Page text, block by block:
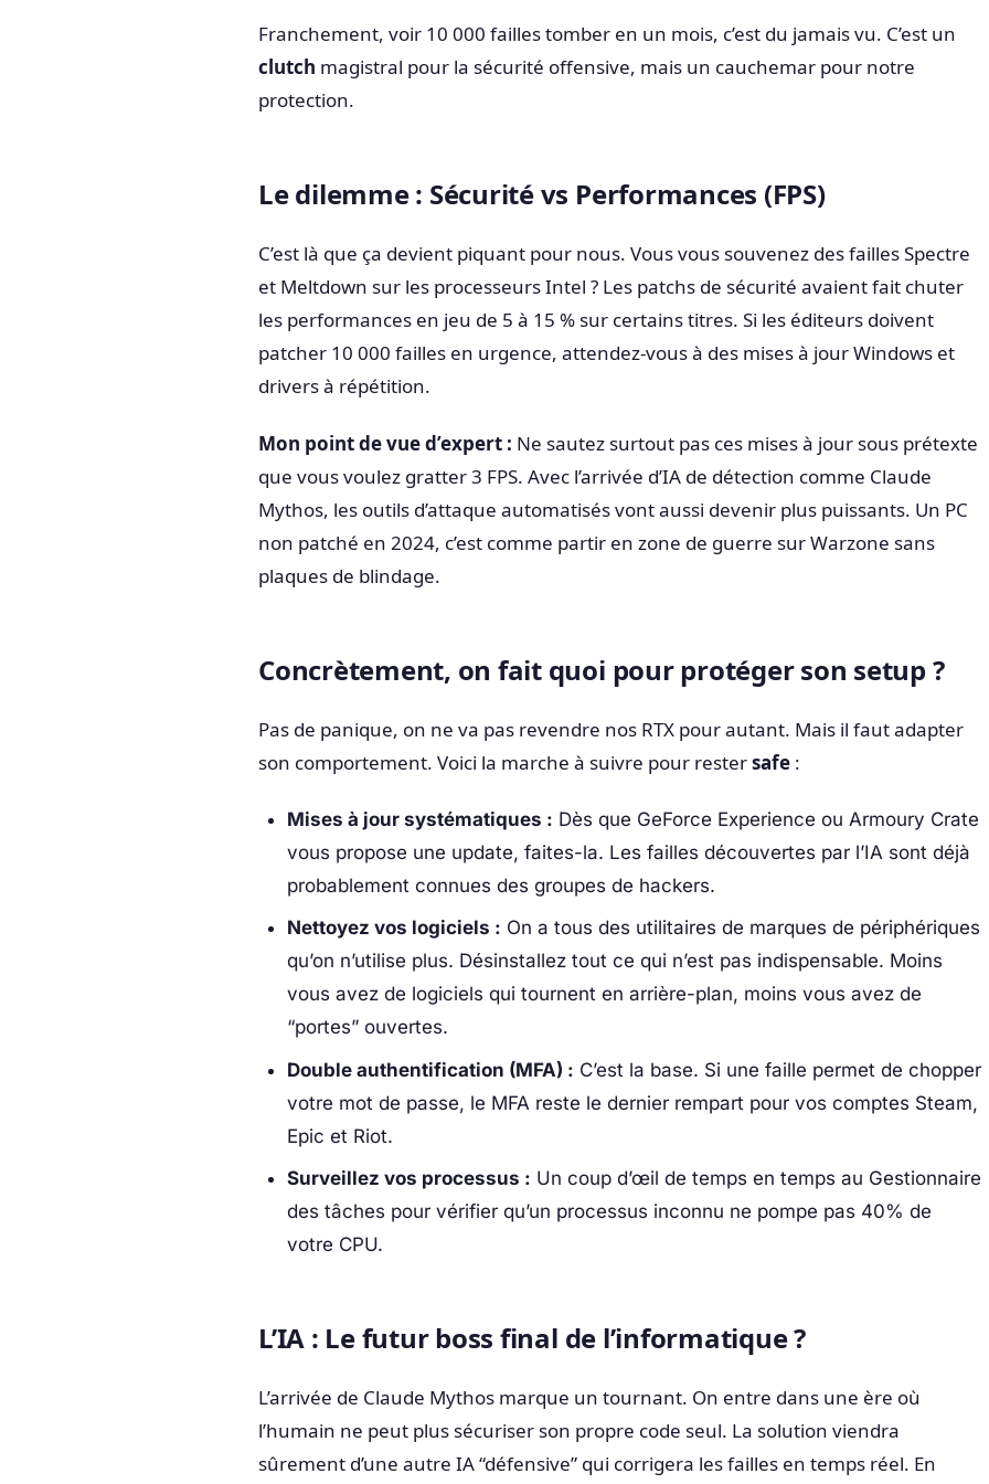
Franchement, voir 10 000 failles tomber en un mois, c’est du jamais vu. C’est un
clutch magistral pour la sécurité offensive, mais un cauchemar pour notre
protection.
Le dilemme : Sécurité vs Performances (FPS)
C’est là que ça devient piquant pour nous. Vous vous souvenez des failles Spectre
et Meltdown sur les processeurs Intel ? Les patchs de sécurité avaient fait chuter
les performances en jeu de 5 à 15 % sur certains titres. Si les éditeurs doivent
patcher 10 000 failles en urgence, attendez-vous à des mises à jour Windows et
drivers à répétition.
Mon point de vue d’expert : Ne sautez surtout pas ces mises à jour sous prétexte
que vous voulez gratter 3 FPS. Avec l’arrivée d’IA de détection comme Claude
Mythos, les outils d’attaque automatisés vont aussi devenir plus puissants. Un PC
non patché en 2024, c’est comme partir en zone de guerre sur Warzone sans
plaques de blindage.
Concrètement, on fait quoi pour protéger son setup ?
Pas de panique, on ne va pas revendre nos RTX pour autant. Mais il faut adapter
son comportement. Voici la marche à suivre pour restersafe :
Mises à jour systématiques : Dès que GeForce Experience ou Armoury Crate
vous propose une update, faites-la. Les failles découvertes par l’IA sont déjà
probablement connues des groupes de hackers.
Nettoyez vos logiciels : On a tous des utilitaires de marques de périphériques
qu’on n’utilise plus. Désinstallez tout ce qui n’est pas indispensable. Moins
vous avez de logiciels qui tournent en arrière-plan, moins vous avez de
“portes” ouvertes.
Double authentification (MFA) : C’est la base. Si une faille permet de chopper
votre mot de passe, le MFA reste le dernier rempart pour vos comptes Steam,
Epic et Riot.
Surveillez vos processus : Un coup d’œil de temps en temps au Gestionnaire
des tâches pour vérifier qu’un processus inconnu ne pompe pas 40% de
votre CPU.
L’IA : Le futur boss final de l’informatique ?
L’arrivée de Claude Mythos marque un tournant. On entre dans une ère où
l’humain ne peut plus sécuriser son propre code seul. La solution viendra
sûrement d’une autre IA “défensive” qui corrigera les failles en temps réel. En